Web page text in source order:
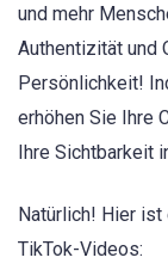
und mehr
Authentizität und
Persönlichkeit!
erhöhen Sie Ihre
Ihre Sichtbarkeit
Natürlich! Hier
TikTok-Videos: